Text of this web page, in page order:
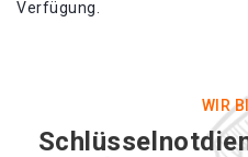
Verfügung.
WIR